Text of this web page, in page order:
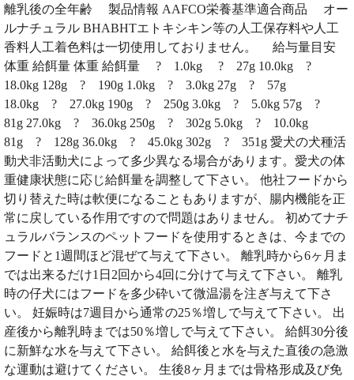
離乳後の全年齢 製品情報 AAFCO栄養基準適合商品 オー
ルナチュラル BHABHTエトキシキン等の人工保存料や人工
香料人工着色料は一切使用しておりません。 給与量目安
体重 給餌量 体重 給餌量 ? 1.0kg ? 27g 10.0kg ?
18.0kg 128g ? 190g 1.0kg ? 3.0kg 27g ? 57g
18.0kg ? 27.0kg 190g ? 250g 3.0kg ? 5.0kg 57g ?
81g 27.0kg ? 36.0kg 250g ? 302g 5.0kg ? 10.0kg
81g ? 128g 36.0kg ? 45.0kg 302g ? 351g 愛犬の犬種活
動犬非活動犬によって多少異なる場合があります。愛犬の体
重健康状態に応じ給餌量を調整して下さい。 他社フードから
切り替えた時は軟便になることもありますが、腸内機能を正
常に戻している作用ですので問題はありません。 初めてナチ
ュラルバランスのペットフードを使用するときは、今までの
フードと1週間ほど混ぜて与えて下さい。 離乳時から6ヶ月ま
では出来るだけ1日2回から4回に分けて与えて下さい。 離乳
時の仔犬にはフードを多少砕いて微温湯を注ぎ与えて下さ
い。 妊娠時は7週目から通常の25％増しで与えて下さい。 出
産後から離乳時までは50％増しで与えて下さい。 給餌30分後
に新鮮な水を与えて下さい。 給餌後と水を与えた直後の急激
な運動は避けてください。 生後8ヶ月までは骨格形成及び免